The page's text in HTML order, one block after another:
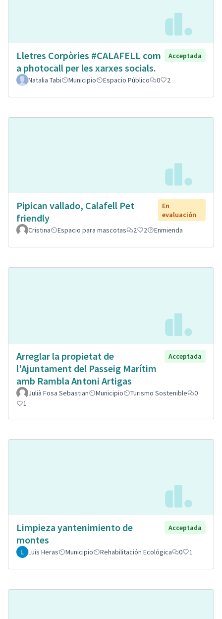
Lletres Corpòries #CALAFELL com
a photocall per les xarxes socials.
Acceptada
Natalia Tabi Municipio Espacio Público 0 2
Pipican vallado, Calafell Pet
friendly
En
evaluación
Cristina
Espacio para mascotas 2 2 Enmienda
Arreglar la propietat de
l'Ajuntament del Passeig Marítim
amb Rambla Antoni Artigas
Acceptada
Julià Fosa Sebastian Municipio Turismo Sostenible
0
1
Limpieza yantenimiento de
montes
Acceptada
Luis Heras Municipio Rehabilitación Ecológica 0 1